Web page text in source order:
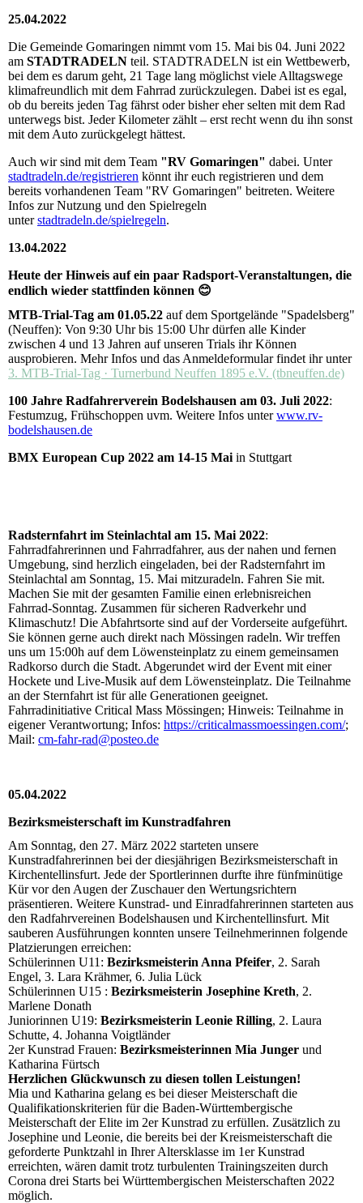
25.04.2022
Die Gemeinde Gomaringen nimmt vom 15. Mai bis 04. Juni 2022
am STADTRADELN teil. STADTRADELN ist ein Wettbewerb,
bei dem es darum geht, 21 Tage lang möglichst viele Alltagswege
klimafreundlich mit dem Fahrrad zurückzulegen. Dabei ist es egal,
ob du bereits jeden Tag fährst oder bisher eher selten mit dem Rad
unterwegs bist. Jeder Kilometer zählt – erst recht wenn du ihn sonst
mit dem Auto zurückgelegt hättest.
Auch wir sind mit dem Team "RV Gomaringen" dabei. Unter
stadtradeln.de/registrieren könnt ihr euch registrieren und dem
bereits vorhandenen Team "RV Gomaringen" beitreten. Weitere
Infos zur Nutzung und den Spielregeln
unterstadtradeln.de/spielregeln.
13.04.2022
Heute der Hinweis auf ein paar Radsport-Veranstaltungen, die
endlich wieder stattfinden können 😊
MTB-Trial-Tag am 01.05.22 auf dem Sportgelände "Spadelsberg"
(Neuffen): Von 9:30 Uhr bis 15:00 Uhr dürfen alle Kinder
zwischen 4 und 13 Jahren auf unseren Trials ihr Können
ausprobieren. Mehr Infos und das Anmeldeformular findet ihr unter
3. MTB-Trial-Tag · Turnerbund Neuffen 1895 e.V. (tbneuffen.de)
100 Jahre Radfahrerverein Bodelshausen am 03. Juli 2022:
Festumzug, Frühschoppen uvm. Weitere Infos unterwww.rv-
bodelshausen.de
BMX European Cup 2022 am 14-15 Mai in Stuttgart
Radsternfahrt im Steinlachtal am 15. Mai 2022:
Fahrradfahrerinnen und Fahrradfahrer, aus der nahen und fernen
Umgebung, sind herzlich eingeladen, bei der Radsternfahrt im
Steinlachtal am Sonntag, 15. Mai mitzuradeln. Fahren Sie mit.
Machen Sie mit der gesamten Familie einen erlebnisreichen
Fahrrad-Sonntag. Zusammen für sicheren Radverkehr und
Klimaschutz! Die Abfahrtsorte sind auf der Vorderseite aufgeführt.
Sie können gerne auch direkt nach Mössingen radeln. Wir treffen
uns um 15:00h auf dem Löwensteinplatz zu einem gemeinsamen
Radkorso durch die Stadt. Abgerundet wird der Event mit einer
Hockete und Live-Musik auf dem Löwensteinplatz. Die Teilnahme
an der Sternfahrt ist für alle Generationen geeignet.
Fahrradinitiative Critical Mass Mössingen; Hinweis: Teilnahme in
eigener Verantwortung; Infos: https://criticalmassmoessingen.com/;
Mail: cm-fahr-rad@posteo.de
05.04.2022
Bezirksmeisterschaft im Kunstradfahren
Am Sonntag, den 27. März 2022 starteten unsere
Kunstradfahrerinnen bei der diesjährigen Bezirksmeisterschaft in
Kirchentellinsfurt. Jede der Sportlerinnen durfte ihre fünfminütige
Kür vor den Augen der Zuschauer den Wertungsrichtern
präsentieren. Weitere Kunstrad- und Einradfahrerinnen starteten aus
den Radfahrvereinen Bodelshausen und Kirchentellinsfurt. Mit
sauberen Ausführungen konnten unsere Teilnehmerinnen folgende
Platzierungen erreichen:
Schülerinnen U11: Bezirksmeisterin Anna Pfeifer, 2. Sarah
Engel, 3. Lara Krähmer, 6. Julia Lück
Schülerinnen U15 : Bezirksmeisterin Josephine Kreth, 2.
Marlene Donath
Juniorinnen U19: Bezirksmeisterin Leonie Rilling, 2. Laura
Schutte, 4. Johanna Voigtländer
2er Kunstrad Frauen: Bezirksmeisterinnen Mia Junger und
Katharina Fürtsch
Herzlichen Glückwunsch zu diesen tollen Leistungen!
Mia und Katharina gelang es bei dieser Meisterschaft die
Qualifikationskriterien für die Baden-Württembergische
Meisterschaft der Elite im 2er Kunstrad zu erfüllen. Zusätzlich zu
Josephine und Leonie, die bereits bei der Kreismeisterschaft die
geforderte Punktzahl in Ihrer Altersklasse im 1er Kunstrad
erreichten, wären damit trotz turbulenten Trainingszeiten durch
Corona drei Starts bei Württembergischen Meisterschaften 2022
möglich.